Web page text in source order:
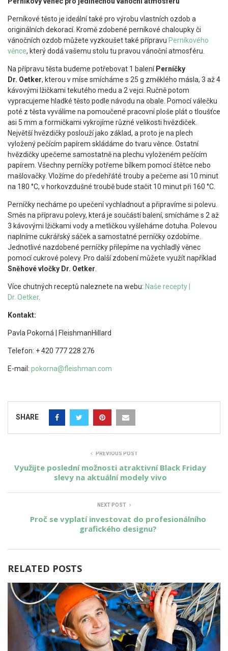
Perníkové těsto je ideální také pro výrobu vlastních ozdob a
originálních dekorací. Kromě zdobené perníkové chaloupky či
vánočních ozdob můžete vyzkoušet také přípravu Perníkového
věnce, který dodá vašemu stolu tu pravou vánoční atmosféru.
Na přípravu těsta budeme potřebovat 1 balení Perníčky
Dr. Oetker, kterou v míse smícháme s 25 g změklého másla, 3 až 4
kávovými lžičkami tekutého medu a 2 vejci. Ručně potom
vypracujeme hladké těsto podle návodu na obale. Pomocí válečku
poté z těsta vyválíme na pomoučené pracovní ploše plát o tloušťce
asi 5 mm a formičkami vykrojíme různé velikosti hvězdiček.
Největší hvězdičky poslouží jako základ, a proto je na plech
vyložený pečícím papírem skládáme do tvaru věnce. Ostatní
hvězdičky upečeme samostatně na plechu vyloženém pečícím
papírem. Všechny perníčky potřeme bílkem pomocí štětce nebo
mašlovačky. Vložíme do předehřáté trouby a pečeme asi 10 minut
na 180 °C, v horkovzdušné troubě bude stačit 10 minut při 160 °C.
Perníčky necháme po upečení vychladnout a připravíme si polevu.
Směs na přípravu polevy, která je součástí balení, smícháme s 2 až
3 kávovými lžičkami vody a metličkou vyšleháme dotuha. Polevou
naplníme cukrářský sáček a samostatné perníčky ozdobíme.
Jednotlivé nazdobené perníčky přilepíme na vychladlý věnec
pomocí cukrové polevy. Pro další zdobení můžete využít například
Sněhové vločky Dr. Oetker
Více chutných receptů naleznete na webu: Naše recepty |
Dr. Oetker.
Kontakt:
Pavla Pokorná | FleishmanHillard
Telefon: + 420 777 228 276
E-mail: pokorna@fleishman.com
SHARE
PREVIOUS POST
Využijte poslední možnosti atraktivní Black Friday
slevy na aktuální modely vivo
NEXT POST
Proč se vyplatí investovat do profesionálního
grafického designu?
RELATED POSTS